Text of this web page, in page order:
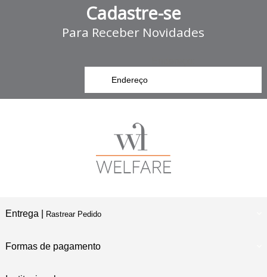
Cadastre-se
Para Receber Novidades
Entrega | Rastrear Pedido
Formas de pagamento